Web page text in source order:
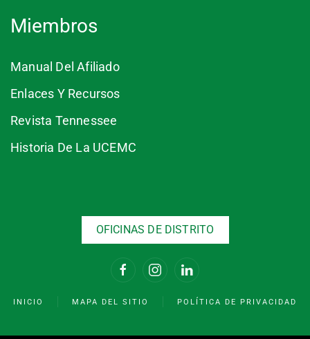
Miembros
Manual Del Afiliado
Enlaces Y Recursos
Revista Tennessee
Historia De La UCEMC
OFICINAS DE DISTRITO
INICIO MAPA DEL SITIO POLÍTICA DE PRIVACIDAD